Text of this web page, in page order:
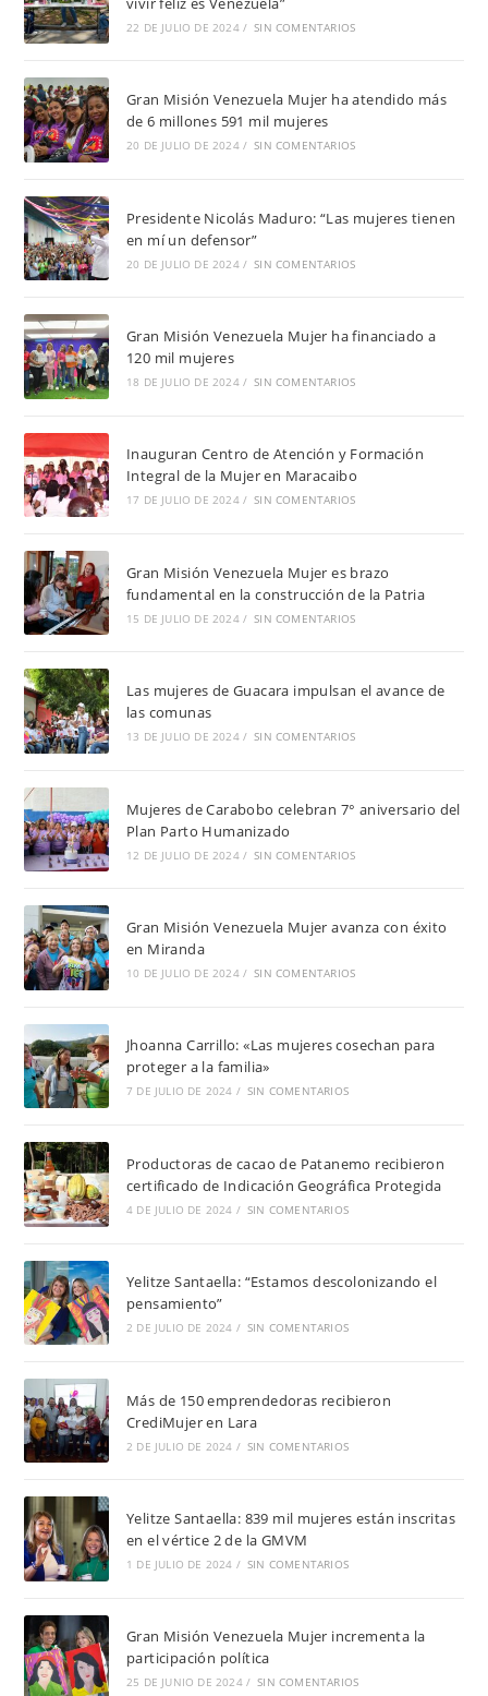
22 DE JULIO DE 2024 / SIN COMENTARIOS
Gran Misión Venezuela Mujer ha atendido más
de 6 millones 591 mil mujeres
20 DE JULIO DE 2024 / SIN COMENTARIOS
Presidente Nicolás Maduro: “Las mujeres tienen
en mí un defensor”
20 DE JULIO DE 2024 / SIN COMENTARIOS
Gran Misión Venezuela Mujer ha financiado a
120 mil mujeres
18 DE JULIO DE 2024 / SIN COMENTARIOS
Inauguran Centro de Atención y Formación
Integral de la Mujer en Maracaibo
17 DE JULIO DE 2024 / SIN COMENTARIOS
Gran Misión Venezuela Mujer es brazo
fundamental en la construcción de la Patria
15 DE JULIO DE 2024 / SIN COMENTARIOS
Las mujeres de Guacara impulsan el avance de
las comunas
13 DE JULIO DE 2024 / SIN COMENTARIOS
Mujeres de Carabobo celebran 7° aniversario del
Plan Parto Humanizado
12 DE JULIO DE 2024 / SIN COMENTARIOS
Gran Misión Venezuela Mujer avanza con éxito
en Miranda
10 DE JULIO DE 2024 / SIN COMENTARIOS
Jhoanna Carrillo: «Las mujeres cosechan para
proteger a la familia»
7 DE JULIO DE 2024 / SIN COMENTARIOS
Productoras de cacao de Patanemo recibieron
certificado de Indicación Geográfica Protegida
4 DE JULIO DE 2024 / SIN COMENTARIOS
Yelitze Santaella: “Estamos descolonizando el
pensamiento”
2 DE JULIO DE 2024 / SIN COMENTARIOS
Más de 150 emprendedoras recibieron
CrediMujer en Lara
2 DE JULIO DE 2024 / SIN COMENTARIOS
Yelitze Santaella: 839 mil mujeres están inscritas
en el vértice 2 de la GMVM
1 DE JULIO DE 2024 / SIN COMENTARIOS
Gran Misión Venezuela Mujer incrementa la
participación política
25 DE JUNIO DE 2024 / SIN COMENTARIOS